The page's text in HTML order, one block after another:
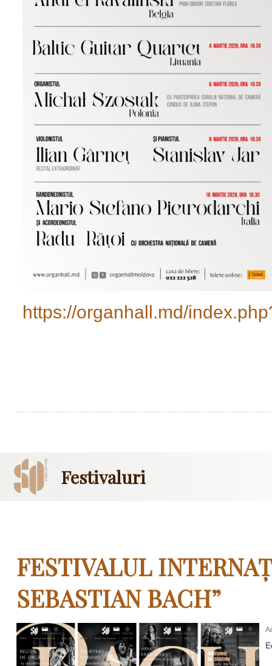
https://organhall.md/
Festivaluri
FESTIVALUL
SEBASTIAN BACH”